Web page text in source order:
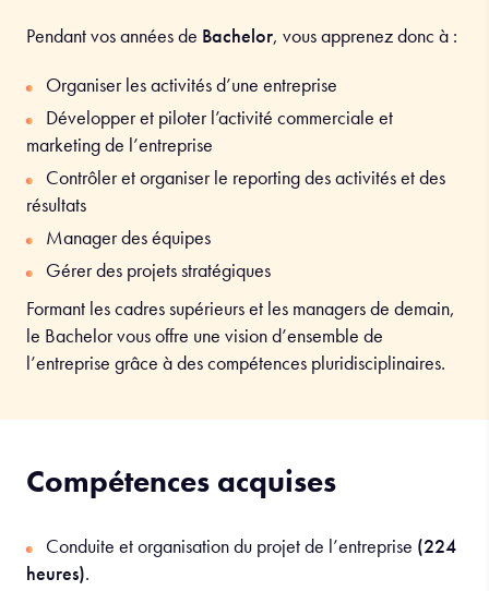
Pendant vos années de Bachelor, vous apprenez donc à :
Organiser les activités d’une entreprise
Développer et piloter l’activité commerciale et
marketing de l’entreprise
Contrôler et organiser le reporting des activités et des
résultats
Manager des équipes
Gérer des projets stratégiques
Formant les cadres supérieurs et les managers de demain,
le Bachelor vous offre une vision d’ensemble de
l’entreprise grâce à des compétences pluridisciplinaires.
Compétences acquises
Conduite et organisation du projet de l’entreprise (224
heures).